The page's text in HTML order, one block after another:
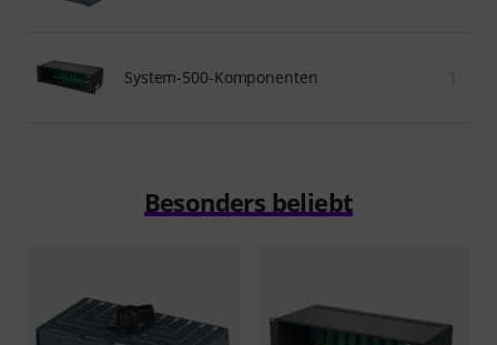
System-500-Komponenten
Besonders beliebt